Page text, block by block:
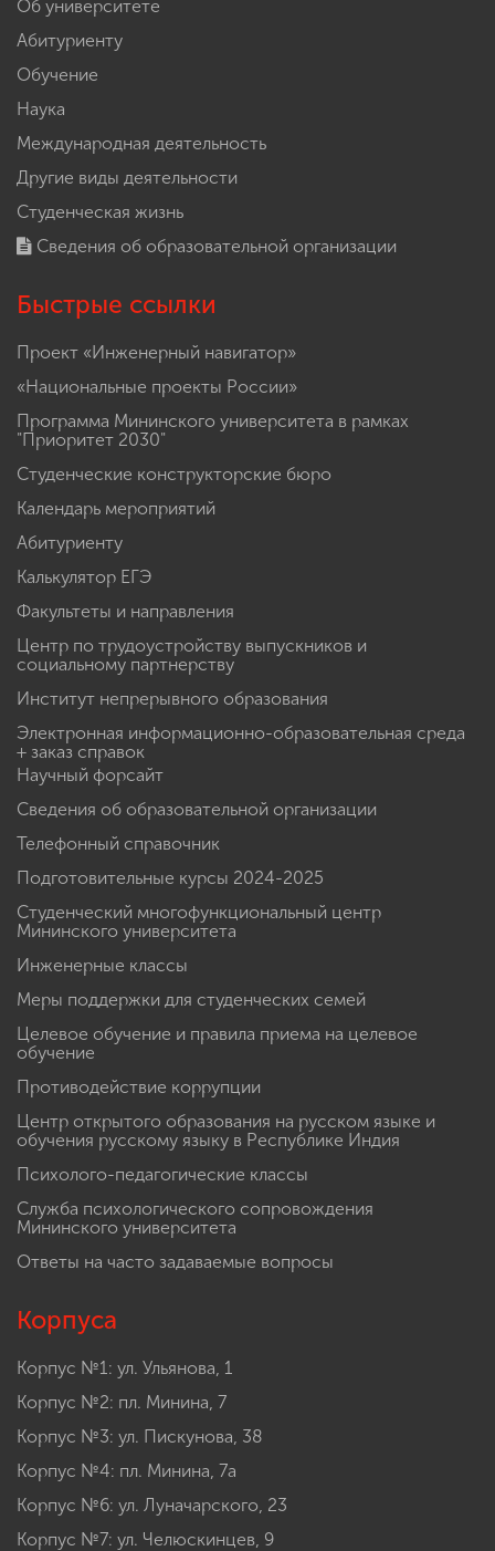
Об университете
Абитуриенту
Обучение
Наука
Международная деятельность
Другие виды деятельности
Студенческая жизнь
Сведения об образовательной организации
Быстрые ссылки
Проект «Инженерный навигатор»
«Национальные проекты России»
Программа Мининского университета в рамках
"Приоритет 2030"
Студенческие конструкторские бюро
Календарь мероприятий
Абитуриенту
Калькулятор ЕГЭ
Факультеты и направления
Центр по трудоустройству выпускников и
социальному партнерству
Институт непрерывного образования
Электронная информационно-образовательная среда
+ заказ справок
Научный форсайт
Сведения об образовательной организации
Телефонный справочник
Подготовительные курсы 2024-2025
Студенческий многофункциональный центр
Мининского университета
Инженерные классы
Меры поддержки для студенческих семей
Целевое обучение и правила приема на целевое
обучение
Противодействие коррупции
Центр открытого образования на русском языке и
обучения русскому языку в Республике Индия
Психолого-педагогические классы
Служба психологического сопровождения
Мининского университета
Ответы на часто задаваемые вопросы
Корпуса
Корпус №1: ул. Ульянова, 1
Корпус №2: пл. Минина, 7
Корпус №3: ул. Пискунова, 38
Корпус №4: пл. Минина, 7а
Корпус №6: ул. Луначарского, 23
Корпус №7: ул. Челюскинцев, 9